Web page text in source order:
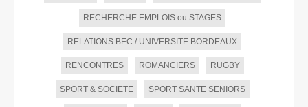
RECHERCHE EMPLOIS ou STAGES
RELATIONS BEC / UNIVERSITE BORDEAUX
RENCONTRES ROMANCIERS RUGBY
SPORT & SOCIETE SPORT SANTE SENIORS